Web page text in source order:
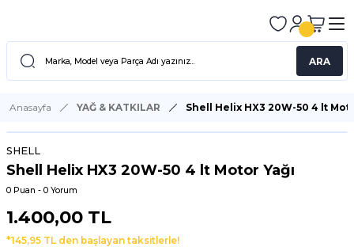
ARA
Anasayfa YAĞ & KATKILAR Shell Helix HX3 20W-50 4 lt
SHELL
Shell Helix HX3 20W-50 4 lt Motor Yağı
0 Puan - 0 Yorum
1.400,00 TL
*145,95 TL den başlayan taksitlerle!